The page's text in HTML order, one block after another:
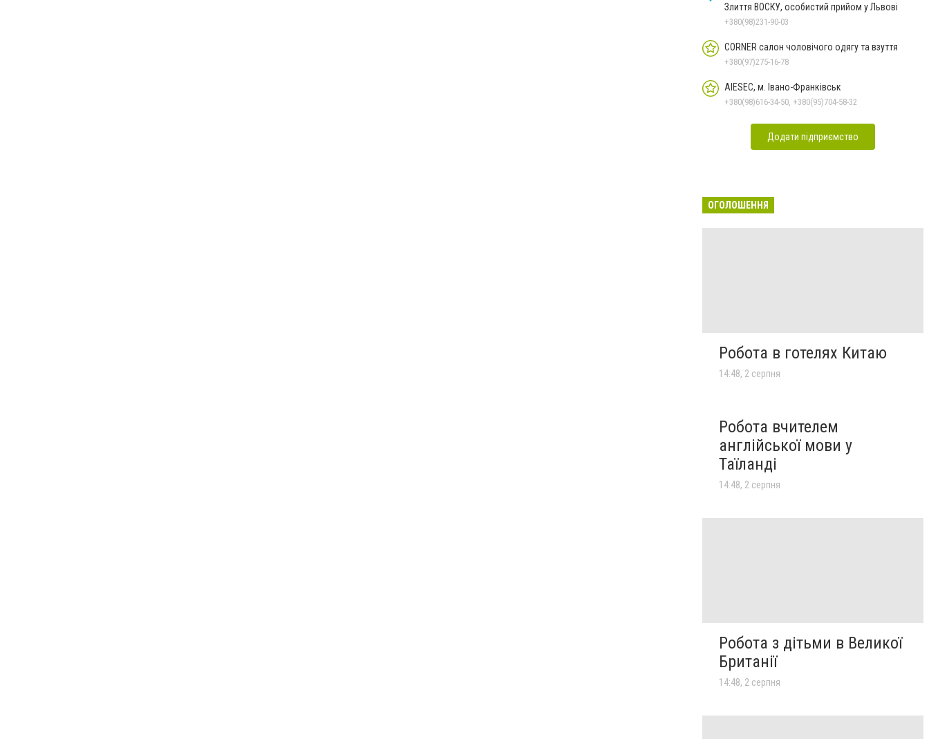
Злиття ВОСКУ, особистий прийом у Львові
+380(98)231-90-03
CORNER салон чоловічого одягу та взуття
+380(97)275-16-78
AIESEC, м. Івано-Франківськ
+380(98)616-34-50, +380(95)704-58-32
Додати підприємство
ОГОЛОШЕННЯ
Робота в готелях Китаю
14:48, 2 серпня
Робота вчителем
англійської мови у
Таїланді
14:48, 2 серпня
Робота з дітьми в Великої
Британії
14:48, 2 серпня